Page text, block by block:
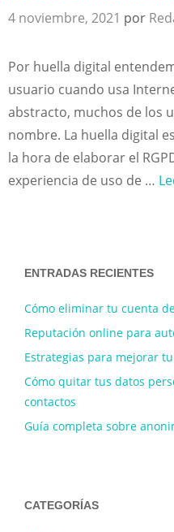
4 noviembre, 2021 por
Por huella digital
usuario cuando usa
abstracto, muchos de los
nombre. La huella digital
la hora de elaborar el
experiencia de uso de …
ENTRADAS RECIENTES
Cómo eliminar tu cuenta
Reputación online para
Estrategias para mejorar
Cómo quitar tus datos
contactos
Guía completa sobre
CATEGORÍAS